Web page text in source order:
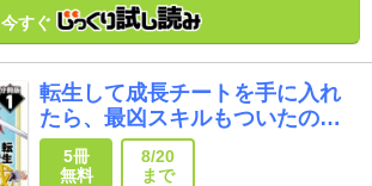
って感じだよね」投稿サイトで2700万PV突破
の青春譚、遂にコミカライズ！
今すぐ
転生して成長チートを手に入れ
たら、最凶スキルもついたので
すが!?【分冊版】
5冊
無料
8/20
まで